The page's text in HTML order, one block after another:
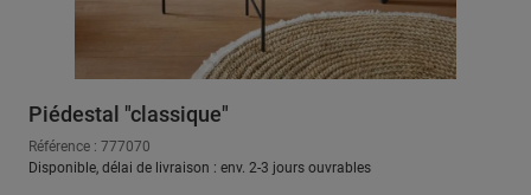
Piédestal "classique"
Référence : 777070
Disponible, délai de livraison : env. 2-3 jours ouvrables